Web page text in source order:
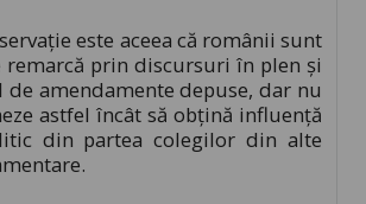
este aceea că românii sunt
remarcă prin discursuri în plen şi
amendamente depuse, dar nu
astfel încât să obţină influenţă
din partea colegilor din alte